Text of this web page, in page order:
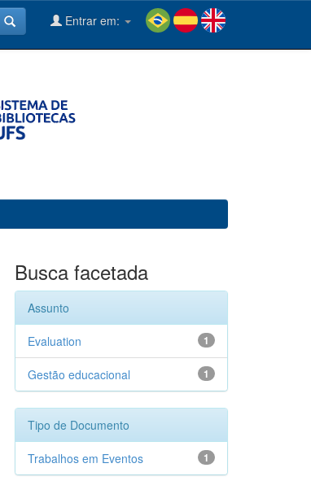
Entrar em:
Busca facetada
Assunto
1
Evaluation
1
Gestão educacional
Tipo de Documento
1
Trabalhos em Eventos